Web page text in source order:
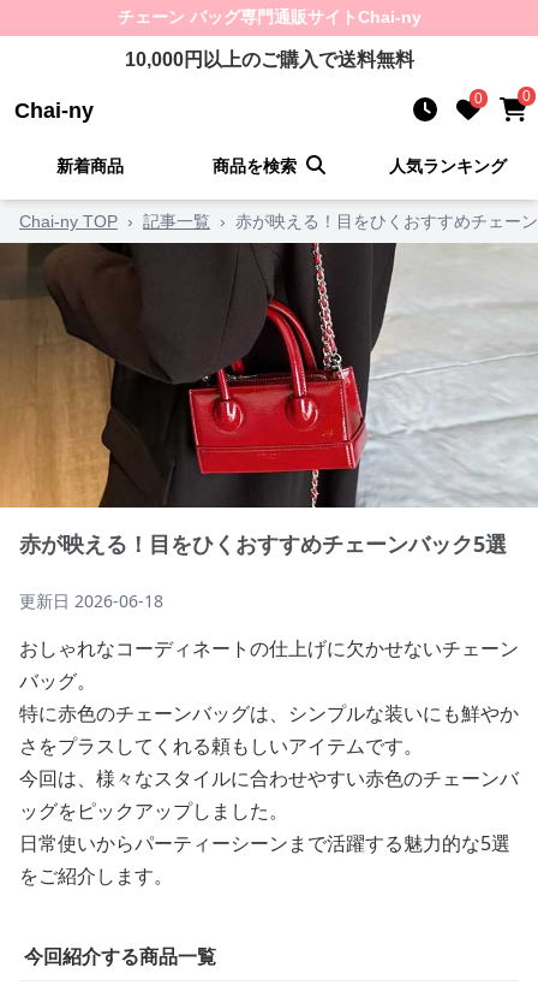
チェーン バッグ専門通販サイトChai-ny
10,000円以上のご購入で送料無料
Chai-ny 0 0
新着商品 商品を検索 人気ランキング
Chai-ny TOP › 記事一覧 › 赤が映える！目をひくおすすめチェー
赤が映える！目をひくおすすめチェーンバック5選
更新日 2026-06-18
おしゃれなコーディネートの仕上げに欠かせないチェーン
バッグ。
特に赤色のチェーンバッグは、シンプルな装いにも鮮やか
さをプラスしてくれる頼もしいアイテムです。
今回は、様々なスタイルに合わせやすい赤色のチェーンバ
ッグをピックアップしました。
日常使いからパーティーシーンまで活躍する魅力的な5選
をご紹介します。
今回紹介する商品一覧